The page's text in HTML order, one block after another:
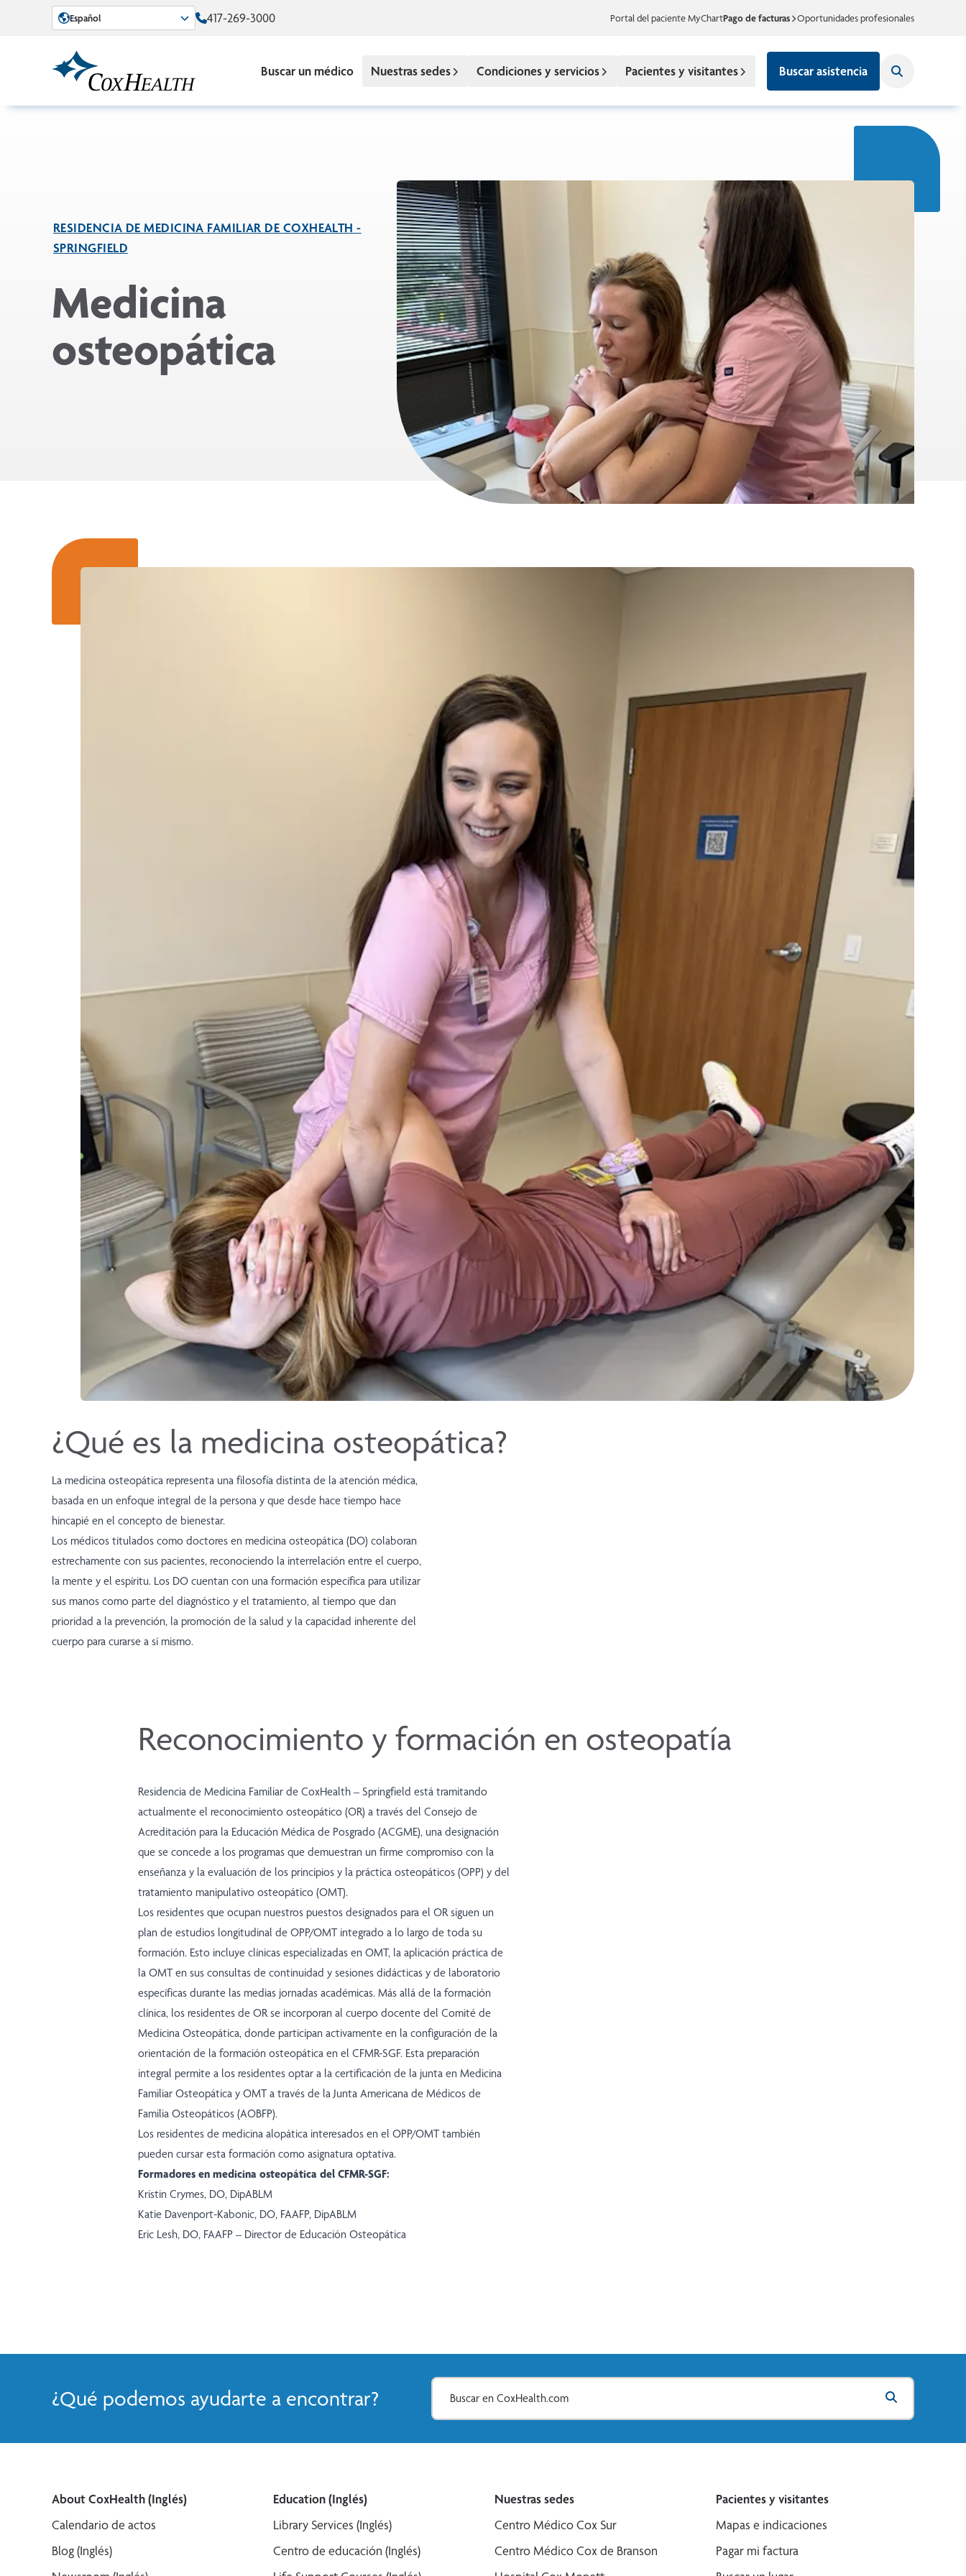
Skip to Main Content
Español 417-269-3000 Portal del paciente MyChartPago de facturas Oportunidades profesionales
Buscar un médico Nuestras sedes Condiciones y servicios Pacientes y visitantes Buscar asistencia
RESIDENCIA DE MEDICINA FAMILIAR DE COXHEALTH -
SPRINGFIELD
Medicina
osteopática
¿Qué es la medicina osteopática?
La medicina osteopática representa una filosofía distinta de la atención médica,
basada en un enfoque integral de la persona y que desde hace tiempo hace
hincapié en el concepto de bienestar.
Los médicos titulados como doctores en medicina osteopática (DO) colaboran
estrechamente con sus pacientes, reconociendo la interrelación entre el cuerpo,
la mente y el espíritu. Los DO cuentan con una formación específica para utilizar
sus manos como parte del diagnóstico y el tratamiento, al tiempo que dan
prioridad a la prevención, la promoción de la salud y la capacidad inherente del
cuerpo para curarse a sí mismo.
Reconocimiento y formación en osteopatía
Residencia de Medicina Familiar de CoxHealth – Springfield está tramitando
actualmente el reconocimiento osteopático (OR) a través del Consejo de
Acreditación para la Educación Médica de Posgrado (ACGME), una designación
que se concede a los programas que demuestran un firme compromiso con la
enseñanza y la evaluación de los principios y la práctica osteopáticos (OPP) y del
tratamiento manipulativo osteopático (OMT).
Los residentes que ocupan nuestros puestos designados para el OR siguen un
plan de estudios longitudinal de OPP/OMT integrado a lo largo de toda su
formación. Esto incluye clínicas especializadas en OMT, la aplicación práctica de
la OMT en sus consultas de continuidad y sesiones didácticas y de laboratorio
específicas durante las medias jornadas académicas. Más allá de la formación
clínica, los residentes de OR se incorporan al cuerpo docente del Comité de
Medicina Osteopática, donde participan activamente en la configuración de la
orientación de la formación osteopática en el CFMR-SGF. Esta preparación
integral permite a los residentes optar a la certificación de la junta en Medicina
Familiar Osteopática y OMT a través de la Junta Americana de Médicos de
Familia Osteopáticos (AOBFP).
Los residentes de medicina alopática interesados en el OPP/OMT también
pueden cursar esta formación como asignatura optativa.
Formadores en medicina osteopática del CFMR-SGF:
Kristin Crymes, DO, DipABLM
Katie Davenport-Kabonic, DO, FAAFP, DipABLM
Eric Lesh, DO, FAAFP – Director de Educación Osteopática
¿Qué podemos ayudarte a encontrar?
About CoxHealth (Inglés)
Calendario de actos
Blog (Inglés)
Education (Inglés)
Library Services (Inglés)
Centro de educación (Inglés)
Nuestras sedes
Centro Médico Cox Sur
Centro Médico Cox de Branson
Pacientes y visitantes
Mapas e indicaciones
Pagar mi factura